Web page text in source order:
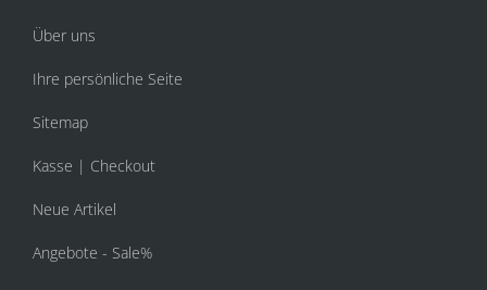
Über uns
Ihre persönliche Seite
Sitemap
Kasse | Checkout
Neue Artikel
Angebote - Sale%